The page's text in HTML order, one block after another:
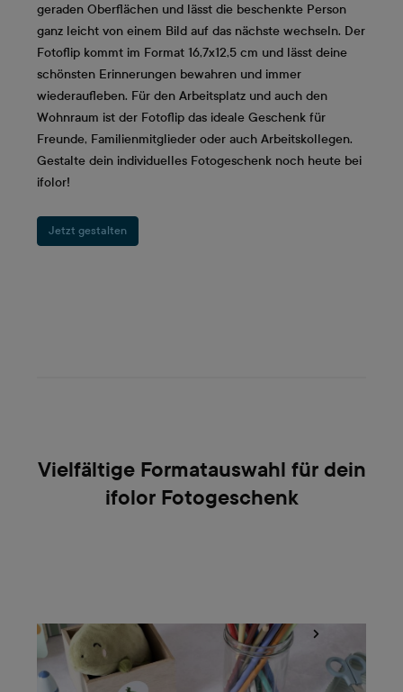
geraden Oberflächen und lässt die beschenkte Person
ganz leicht von einem Bild auf das nächste wechseln. Der
Fotoflip kommt im Format 16,7x12,5 cm und lässt deine
schönsten Erinnerungen bewahren und immer
wiederaufleben. Für den Arbeitsplatz und auch den
Wohnraum ist der Fotoflip das ideale Geschenk für
Freunde, Familienmitglieder oder auch Arbeitskollegen.
Gestalte dein individuelles Fotogeschenk noch heute bei
ifolor!
Jetzt gestalten
Vielfältige Formatauswahl für dein
ifolor Fotogeschenk
Fotosticker gekonnt gestalten und einsetzen